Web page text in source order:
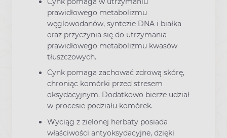
prawidłowego metabolizmu
węglowodanów, syntezie DNA i białka
oraz przyczynia się do utrzymania
prawidłowego metabolizmu kwasów
tłuszczowych.
Cynk pomaga zachować zdrową skórę,
chroniąc komórki przed stresem
oksydacyjnym. Dodatkowo bierze udział
w procesie podziału komórek.
Wyciąg z zielonej herbaty posiada
właściwości antyoksydacyjne, dzięki